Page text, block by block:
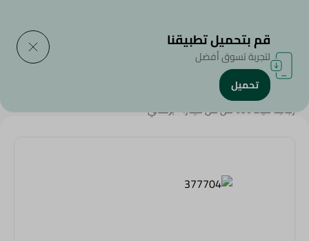
الرئيسية/المنزل والحديقة
زجاجة مياه 650 مل من مينترا - برتقالي
قم بتحميل تطبيقنا
لتجربة تسوق أفضل
تحميل